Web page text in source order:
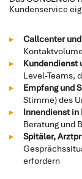
Kundenservice
Callcenter
Kundendienst
Level-Teams,
Empfang und
Stimme) des
Innendienst in
Beratung und
Spitäler,
erfordern